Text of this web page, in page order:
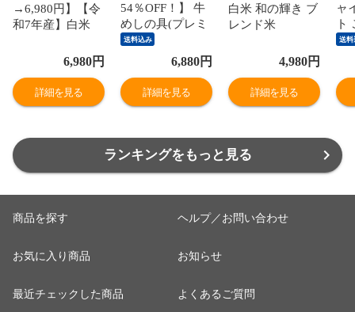
→6,980円】【令
和7年産】白米
ド米 15kg 密封新
鮮パック 脱酸素
剤入り 米 お米
低温製法米 アイ
品]
6,980円
詳細を見る
54％OFF！】 牛
めしの具(プレミ
アム仕様)30個セ
ット 1個当たり
たっぷり135g 冷
凍食品 松屋牛丼
当店のイチオシ
送料込み
6,880円
詳細を見る
白米 和の輝き ブ
レンド米
袋） 密封新鮮パ
ック 脱酸素剤入
り 米 お米 低温
製法米 アイリス
4,980円
詳細を見る
ャ
ト
赤
ぶ
な
送料
ランキングをもっと見る
商品を探す
お気に入り商品
最近チェックした商品
ヘルプ／お問い合わせ
お知らせ
よくあるご質問